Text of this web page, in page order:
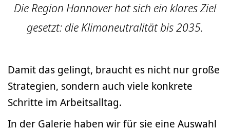
Die Region Hannover hat sich ein klares Ziel
gesetzt: die Klimaneutralität bis 2035.
Damit das gelingt, braucht es nicht nur große
Strategien, sondern auch viele konkrete
Schritte im Arbeitsalltag.
In der Galerie haben wir für sie eine Auswahl